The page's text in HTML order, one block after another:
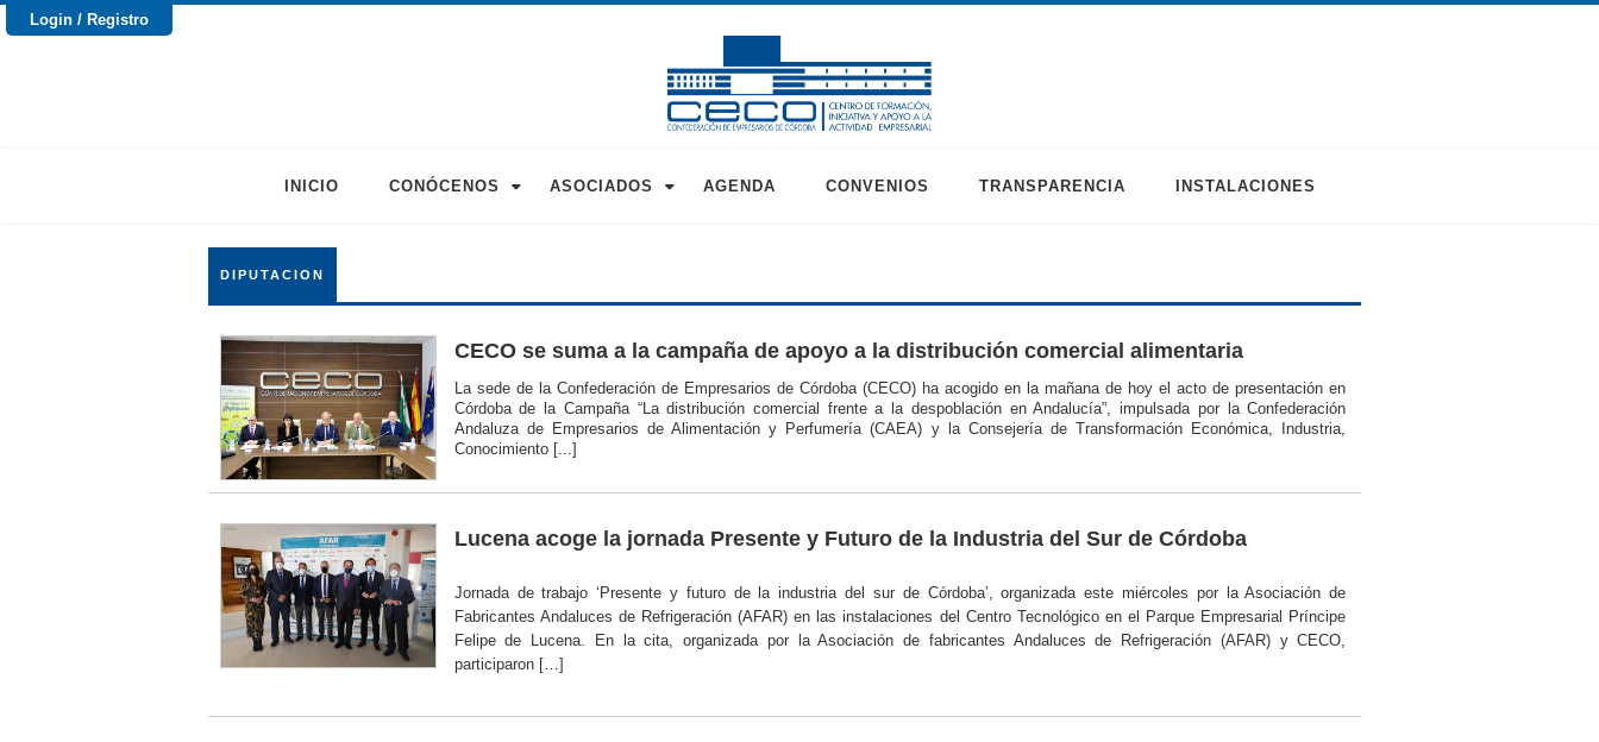
Login / Registro
INICIO CONÓCENOS ASOCIADOS AGENDA CONVENIOS TRANSPARENCIA INSTALACIONES
DIPUTACION
CECO se suma a la campaña de apoyo a la distribución comercial alimentaria
La sede de la Confederación de Empresarios de Córdoba (CECO) ha acogido en la mañana de hoy el acto de presentación en
Córdoba de la Campaña “La distribución comercial frente a la despoblación en Andalucía”, impulsada por la Confederación
Andaluza de Empresarios de Alimentación y Perfumería (CAEA) y la Consejería de Transformación Económica, Industria,
Conocimiento [...]
Lucena acoge la jornada Presente y Futuro de la Industria del Sur de Córdoba
Jornada de trabajo ‘Presente y futuro de la industria del sur de Córdoba’, organizada este miércoles por la Asociación de
Fabricantes Andaluces de Refrigeración (AFAR) en las instalaciones del Centro Tecnológico en el Parque Empresarial Príncipe
Felipe de Lucena. En la cita, organizada por la Asociación de fabricantes Andaluces de Refrigeración (AFAR) y CECO,
participaron […]